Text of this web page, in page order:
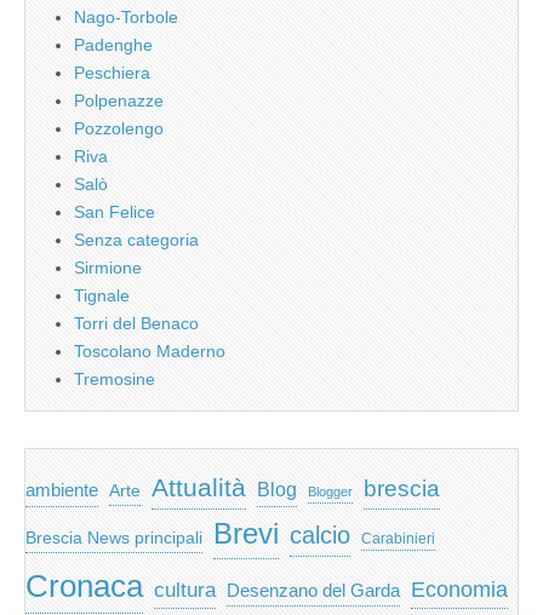
Nago-Torbole
Padenghe
Peschiera
Polpenazze
Pozzolengo
Riva
Salò
San Felice
Senza categoria
Sirmione
Tignale
Torri del Benaco
Toscolano Maderno
Tremosine
ambiente Arte Attualità Blog Blogger brescia
Brescia News principali Brevi calcio Carabinieri
Cronaca cultura Desenzano del Garda Economia